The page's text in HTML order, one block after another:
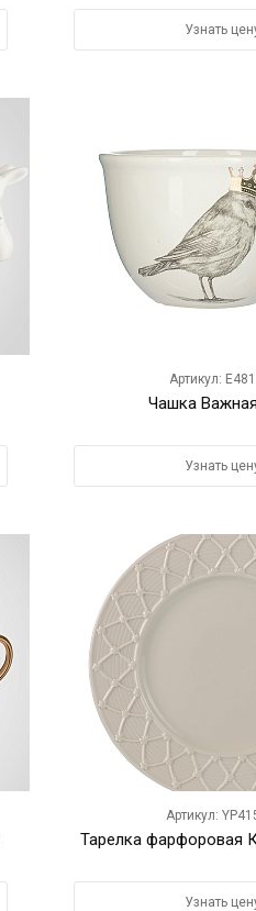
Узнать
Артикул:
Чашка
Узнать
Артикул:
Тарелка фарфоровая
Узнать